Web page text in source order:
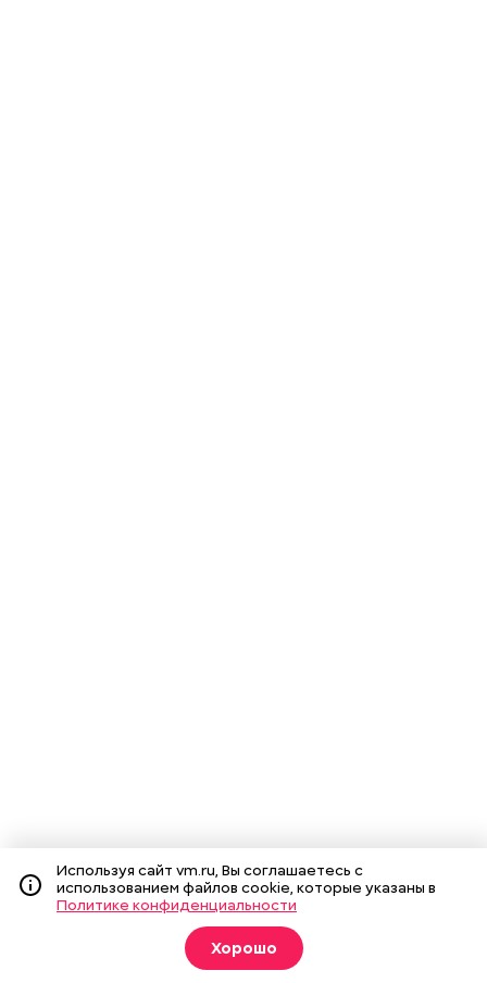
Используя сайт vm.ru, Вы соглашаетесь с
использованием файлов cookie, которые указаны в
Политике конфиденциальности
Хорошо